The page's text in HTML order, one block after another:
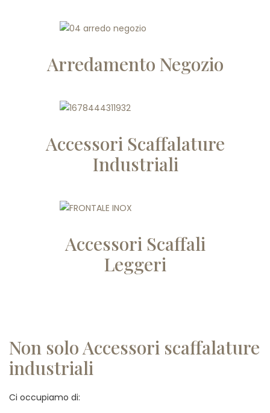
Arredamento Negozio
Accessori Scaffalature
Industriali
Accessori Scaffali
Leggeri
Non solo Accessori scaffalature
industriali
Ci occupiamo di: